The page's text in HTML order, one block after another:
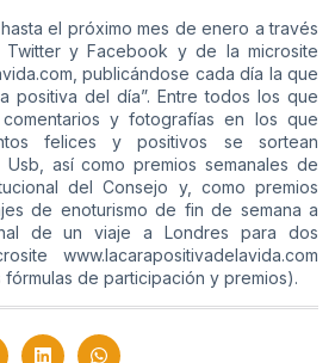
el próximo mes de enero a través
y Facebook y de la microsite
, publicándose cada día la que
positiva del día”. Entre todos los que
y fotografías en los que
felices y positivos se sortean
Usb, así como premios semanales de
del Consejo y, como premios
de enoturismo de fin de semana a
de un viaje a Londres para dos
www.lacarapositivadelavida.com
de participación y premios).